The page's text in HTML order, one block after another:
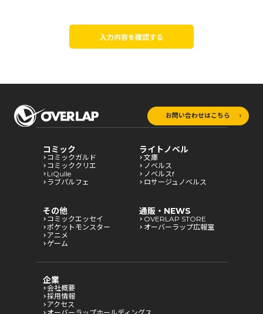
入力内容を確認する
お問い合わせはこちら
コミック
コミックガルド
コミッククリエ
LiQulle
ラブパルフェ
ライトノベル
文庫
ノベルス
ノベルスf
ロサージュノベルス
その他
コミックエッセイ
ポケットモンスター
アニメ
ゲーム
通販・NEWS
OVERLAP STORE
オーバーラップ広報室
企業
会社概要
採用情報
アクセス